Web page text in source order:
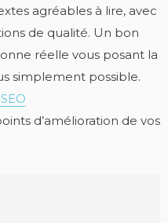
agréables à lire, avec
de qualité. Un bon
réelle vous posant la
simplement possible.
d’amélioration de vos